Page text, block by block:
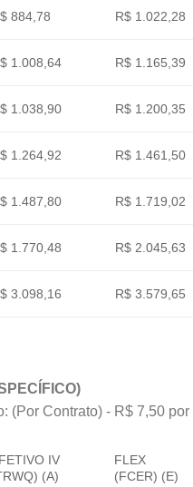
884,78 R$ 1.022,28
1.008,64 R$ 1.165,39
1.038,90 R$ 1.200,35
1.264,92 R$ 1.461,50
1.487,80 R$ 1.719,02
1.770,48 R$ 2.045,63
3.098,16 R$ 3.579,65
(Por Contrato) - R$ 7,50
IV
(A)
FLEX
(FCER) (E)